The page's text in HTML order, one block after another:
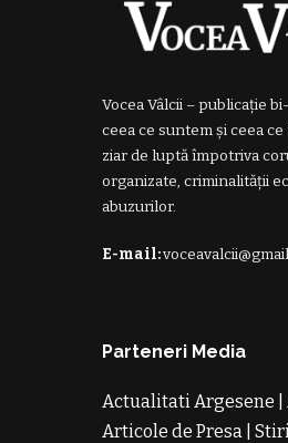
Vocea Vâlcii – publicație
ceea ce suntem și ceea
ziar de luptă împotriva
organizate, criminalității
abuzurilor.
E-mail:
Parteneri Media
Actualitati Argesene
Articole de Presa